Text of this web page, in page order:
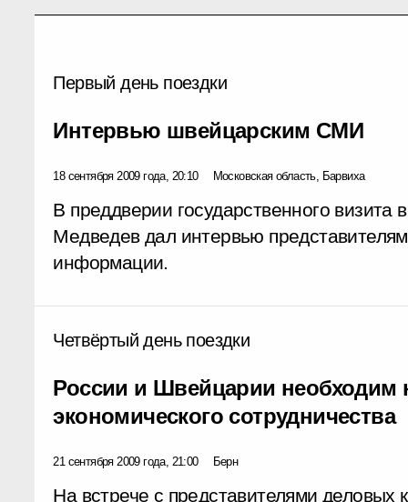
Первый день поездки
Интервью швейцарским СМИ
18 сентября 2009 года, 20:10 Московская область, Барвиха
В преддверии государственного
Медведев дал интервью
информации.
Четвёртый день поездки
России и Швейцарии необходим
экономического сотрудничества
21 сентября 2009 года, 21:00 Берн
На встрече с представителями деловых